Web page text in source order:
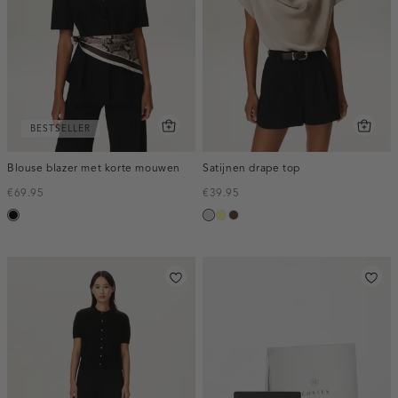
BESTSELLER
Blouse blazer met korte mouwen
€69.95
zwart
Satijnen drape top
€39.95
taupe,
lichtgeel
donkerbruin